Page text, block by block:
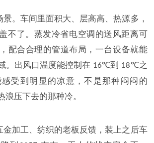
。车间里面积大、层高高、热源多，
不了。蒸发冷省电空调的送风距离可
配合合理的管道布局，一台设备就能
。出风口温度能控制在 16℃到 18℃之
受到明显的凉意，不是那种闷闷的
浪压下去的那种冷。
金加工、纺织的老板反馈，装上之后车